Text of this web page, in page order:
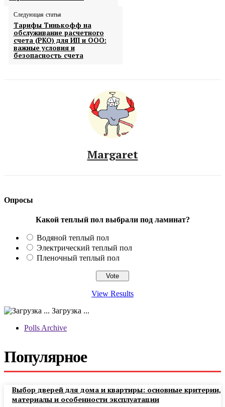
Следующая статья
Тарифы Тинькофф на
обслуживание расчетного
счета (РКО) для ИП и ООО:
важные условия и
безопасность счета
Margaret
Опросы
Какой теплый пол выбрали под ламинат?
Водяной теплый пол
Электрический теплый пол
Пленочный теплый пол
View Results
Загрузка ...
Polls Archive
Популярное
Выбор дверей для дома и квартиры: основные критерии,
материалы и особенности эксплуатации